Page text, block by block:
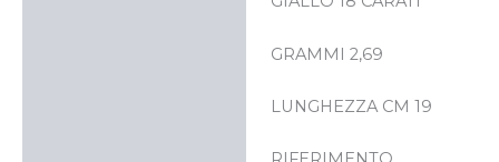
GRAMMI 2,69
LUNGHEZZA CM 19